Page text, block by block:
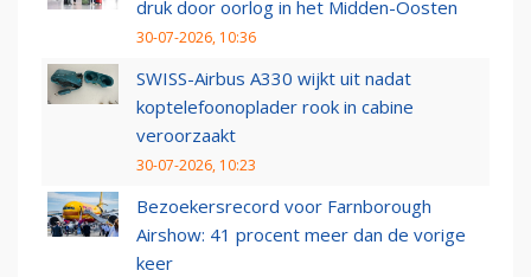
druk door oorlog in het Midden-Oosten
30-07-2026, 10:36
SWISS-Airbus A330 wijkt uit nadat
koptelefoonoplader rook in cabine
veroorzaakt
30-07-2026, 10:23
Bezoekersrecord voor Farnborough
Airshow: 41 procent meer dan de vorige
keer